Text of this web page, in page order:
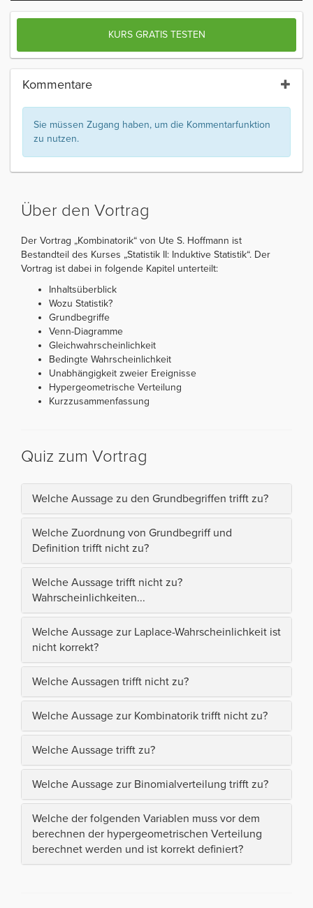
KURS GRATIS TESTEN
Kommentare
Sie müssen Zugang haben, um die Kommentarfunktion
zu nutzen.
Über den Vortrag
Der Vortrag „Kombinatorik“ von Ute S. Hoffmann ist
Bestandteil des Kurses „Statistik II: Induktive Statistik“. Der
Vortrag ist dabei in folgende Kapitel unterteilt:
Inhaltsüberblick
Wozu Statistik?
Grundbegriffe
Venn-Diagramme
Gleichwahrscheinlichkeit
Bedingte Wahrscheinlichkeit
Unabhängigkeit zweier Ereignisse
Hypergeometrische Verteilung
Kurzzusammenfassung
Quiz zum Vortrag
Welche Aussage zu den Grundbegriffen trifft zu?
Welche Zuordnung von Grundbegriff und
Definition trifft nicht zu?
Welche Aussage trifft nicht zu?
Wahrscheinlichkeiten...
Welche Aussage zur Laplace-Wahrscheinlichkeit ist
nicht korrekt?
Welche Aussagen trifft nicht zu?
Welche Aussage zur Kombinatorik trifft nicht zu?
Welche Aussage trifft zu?
Welche Aussage zur Binomialverteilung trifft zu?
Welche der folgenden Variablen muss vor dem
berechnen der hypergeometrischen Verteilung
berechnet werden und ist korrekt definiert?